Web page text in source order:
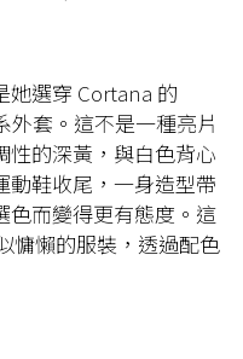
她選穿 Cortana 的
套。這不是一種亮片
性的深黃，與白色背心
動鞋收尾，一身造型帶
色而變得更有態度。這
慵懶的服裝，透過配色